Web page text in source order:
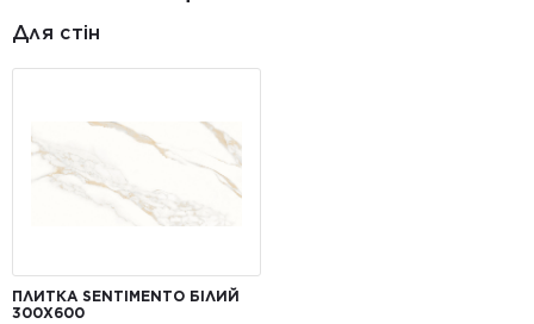
Для стін
ПЛИТКА SENTIMENTO БІЛИЙ
300Х600